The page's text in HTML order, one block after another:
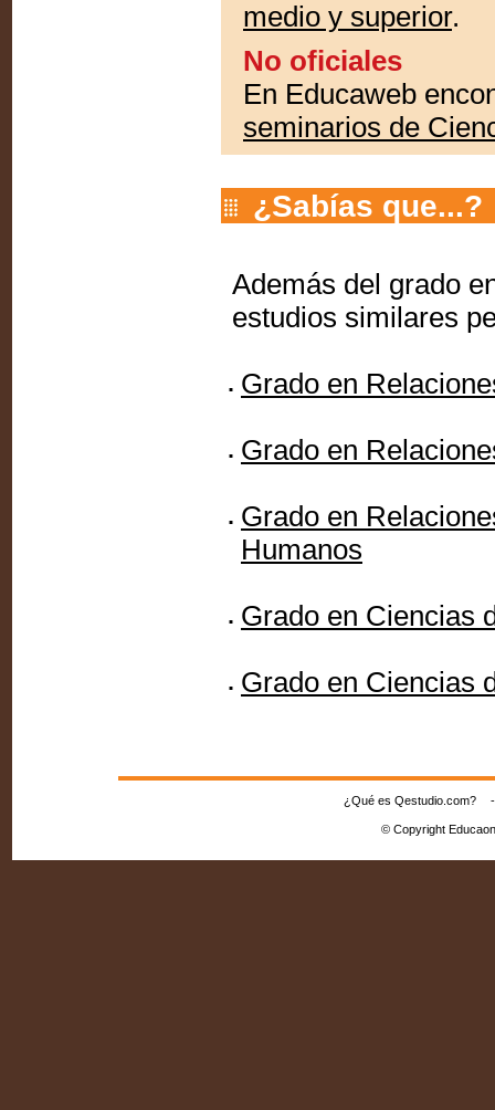
medio y superior.
No oficiales
En Educaweb
seminarios de
¿Sabías que...?
Además del grado
estudios similares
Grado en
Grado en
Grado en
Humanos
Grado en Ciencias
Grado en Ciencias
¿Qué es Qestudio.com?
© Copyright